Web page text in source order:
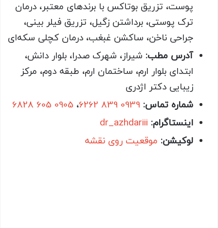
پوست، تزریق بوتاکس با برندهای معتبر، درمان
ترک پوستی، برداشتن زگیل، تزریق فیلر بینی،
جراحی ناخن، ساکشن غبغب، درمان کچلی سکه‌ای
آدرس مطب: شیراز، شهرک صدرا، بلوار دانش،
ابتدای بلوار ارم، ساختمان ارم، طبقه دوم، مرکز
زیبایی دکتر اژدری
شماره تماس:
،
اینستاگرام: dr_azhdariii
لوکیشن: موقعیت روی نقشه